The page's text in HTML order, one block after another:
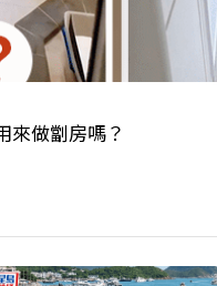
來做劏房嗎？